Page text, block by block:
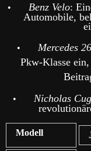
• Benz Velo:
Automobile,
• Mercedes
Pkw-Klasse
• Nicholas
Modell